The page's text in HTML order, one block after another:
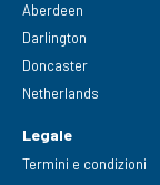
Aberdeen
Darlington
Doncaster
Netherlands
Legale
Termini e condizioni